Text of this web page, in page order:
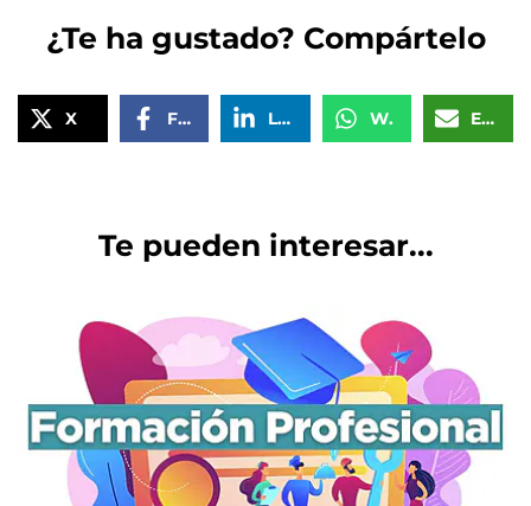
¿Te ha gustado? Compártelo
X Facebook LinkedIn WhatsApp Email
Te pueden interesar...